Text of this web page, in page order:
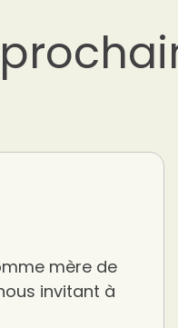
mère de
invitant à